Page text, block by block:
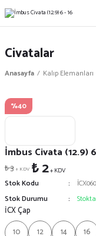
Civatalar
Anasayfa Kalıp Elemanları
%40
İmbus Civata (12.9)
₺ 3+ KDV ₺ 2+ KDV
Stok Kodu
Stok Durumu
İCX Çap
10
12 14 16